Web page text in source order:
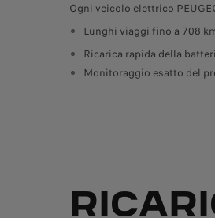
Ogni veicolo elettrico
Lunghi viaggi fino a 708
Ricarica rapida della
Monitoraggio esatto del